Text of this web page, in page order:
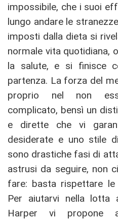
impossibile, che i suoi
lungo andare le
imposti dalla dieta si
normale vita quotidiana,
la salute, e si finisce
partenza. La forza del
proprio nel non
complicato, bensì un
e dirette che vi
desiderate e uno stile
sono drastiche fasi di
astrusi da seguire, non
fare: basta rispettare le
Per aiutarvi nella
Harper vi propone